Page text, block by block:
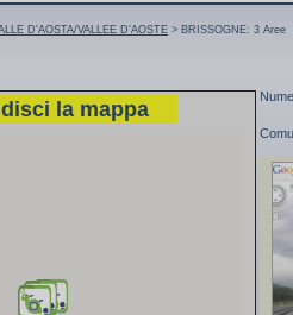
la mappa
D'AOSTA/VALLEE D'AOSTE > BRISSOGNE: 3 Aree